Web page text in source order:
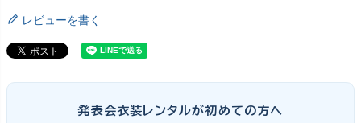
レビューを書く
発表会衣装レンタルが初めての方へ